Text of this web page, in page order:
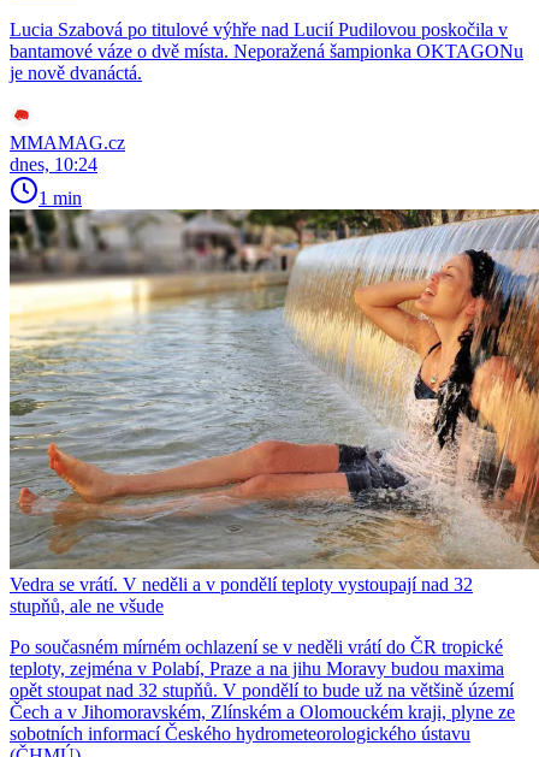
Lucia Szabová po titulové výhře nad Lucií Pudilovou poskočila v
bantamové váze o dvě místa. Neporažená šampionka OKTAGONu
je nově dvanáctá.
MMAMAG.cz
dnes, 10:24
1 min
Vedra se vrátí. V neděli a v pondělí teploty vystoupají nad 32
stupňů, ale ne všude
Po současném mírném ochlazení se v neděli vrátí do ČR tropické
teploty, zejména v Polabí, Praze a na jihu Moravy budou maxima
opět stoupat nad 32 stupňů. V pondělí to bude už na většině území
Čech a v Jihomoravském, Zlínském a Olomouckém kraji, plyne ze
sobotních informací Českého hydrometeorologického ústavu